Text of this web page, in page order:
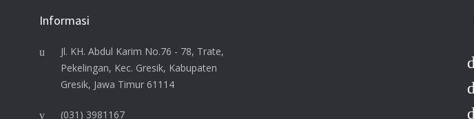
Informasi
Jl. KH. Abdul Karim No.76 - 78, Trate,
Pekelingan, Kec. Gresik, Kabupaten
Gresik, Jawa Timur 61114
(031) 3981167